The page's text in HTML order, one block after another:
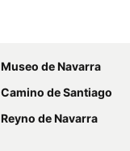
Museo de Navarra
Camino de Santiago
Reyno de Navarra